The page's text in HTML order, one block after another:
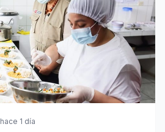
hace 1 día